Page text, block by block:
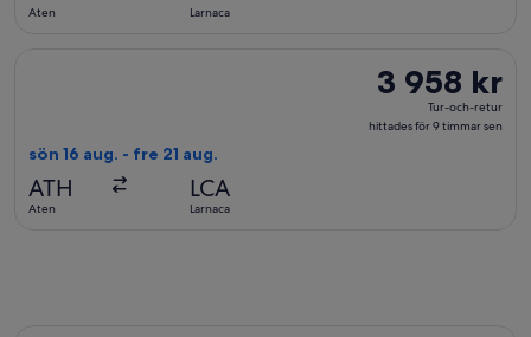
sen
Aten Larnaca
3 958 kr
Tur-
och-
3 958 kr
Tur-och-retur
hittades för 9 timmar sen
sön 16 aug. - fre 21 aug.
ATH
Aten
LCA
Larnaca